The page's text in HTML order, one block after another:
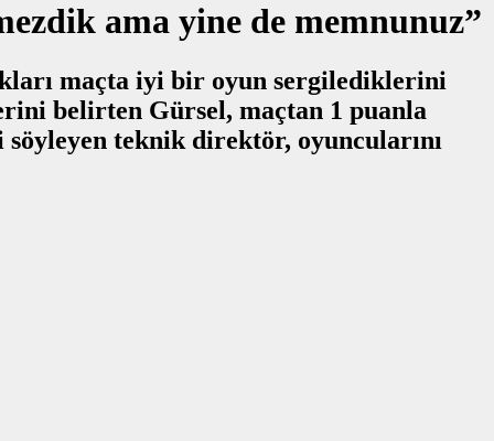
ama yine de memnunuz”
maçta iyi bir oyun sergilediklerini
belirten Gürsel, maçtan 1 puanla
teknik direktör, oyuncularını